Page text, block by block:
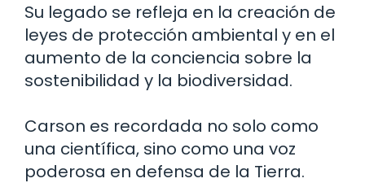
Su legado se refleja en la creación de
leyes de protección ambiental y en el
aumento de la conciencia sobre la
sostenibilidad y la biodiversidad.
Carson es recordada no solo como
una científica, sino como una voz
poderosa en defensa de la Tierra.